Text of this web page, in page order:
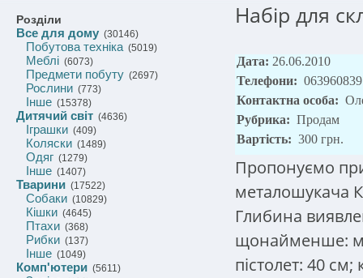
Розділи
Все для дому (30146)
Побутова техніка(5019)
Меблі (6073)
Предмети побуту (2697)
Рослини (773)
Інше (15378)
Дитячий світ (4636)
Іграшки (409)
Коляски (1489)
Одяг (1279)
Інше (1407)
Тварини (17522)
Собаки (10829)
Кішки (4645)
Птахи (368)
Рибки (137)
Інше (1049)
Комп'ютери (5611)
Набір для
Дата: 26.06.2010
Телефони:
Контактна особа:
Рубрика: Продам
Вартість: 300 грн.
Пропонуємо
металошукача
Глибина
щонайменше:
пістолет: 40 см;